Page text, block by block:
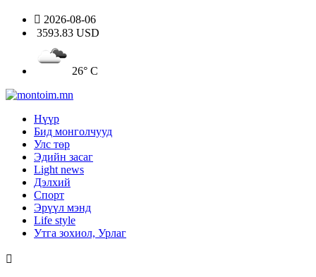
2026-08-06
3593.83 USD
26° C
Нүүр
Бид монголчууд
Улс төр
Эдийн засаг
Light news
Дэлхий
Спорт
Эрүүл мэнд
Life style
Утга зохиол, Урлаг